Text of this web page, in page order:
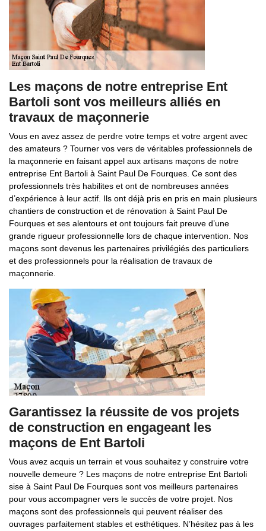
Les maçons de notre entreprise Ent
Bartoli sont vos meilleurs alliés en
travaux de maçonnerie
Vous en avez assez de perdre votre temps et votre argent avec
des amateurs ? Tourner vos vers de véritables professionnels de
la maçonnerie en faisant appel aux artisans maçons de notre
entreprise Ent Bartoli à Saint Paul De Fourques. Ce sont des
professionnels très habilites et ont de nombreuses années
d’expérience à leur actif. Ils ont déjà pris en pris en main plusieurs
chantiers de construction et de rénovation à Saint Paul De
Fourques et ses alentours et ont toujours fait preuve d’une
grande rigueur professionnelle lors de chaque intervention. Nos
maçons sont devenus les partenaires privilégiés des particuliers
et des professionnels pour la réalisation de travaux de
maçonnerie.
Garantissez la réussite de vos projets
de construction en engageant les
maçons de Ent Bartoli
Vous avez acquis un terrain et vous souhaitez y construire votre
nouvelle demeure ? Les maçons de notre entreprise Ent Bartoli
sise à Saint Paul De Fourques sont vos meilleurs partenaires
pour vous accompagner vers le succès de votre projet. Nos
maçons sont des professionnels qui peuvent réaliser des
ouvrages parfaitement stables et esthétiques. N’hésitez pas à les